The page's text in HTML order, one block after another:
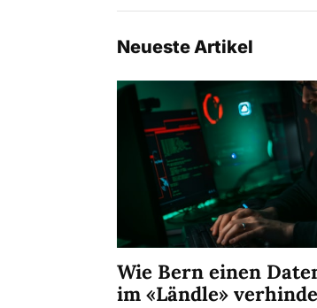
Neueste Artikel
Wie Bern einen
im «Ländle»